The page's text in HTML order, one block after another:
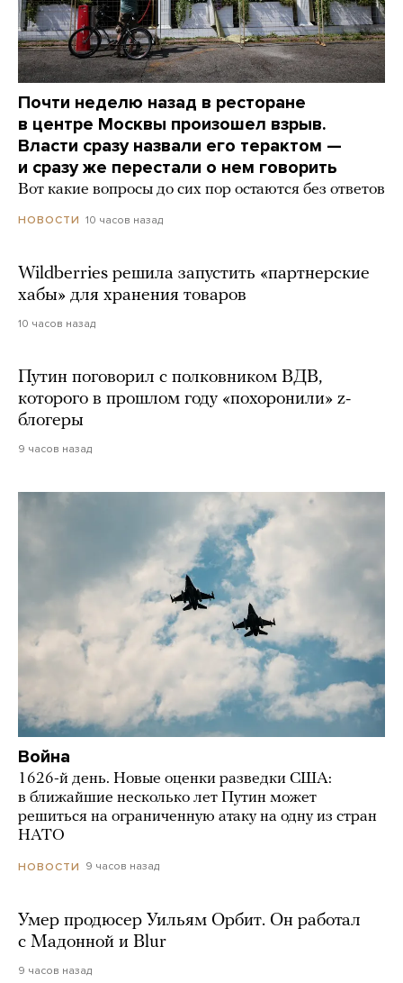
Почти неделю назад в ресторане
в центре Москвы произошел взрыв.
Власти сразу назвали его терактом —
и сразу же перестали о нем говорить
Вот какие вопросы до сих пор остаются без ответов
НОВОСТИ 10 часов назад
Wildberries решила запустить «партнерские
хабы» для хранения товаров
10 часов назад
Путин поговорил с полковником ВДВ,
которого в прошлом году «похоронили» z-
блогеры
9 часов назад
Война
1626-й день. Новые оценки разведки США:
в ближайшие несколько лет Путин может
решиться на ограниченную атаку на одну из стран
НАТО
НОВОСТИ 9 часов назад
Умер продюсер Уильям Орбит. Он работал
с Мадонной и Blur
9 часов назад